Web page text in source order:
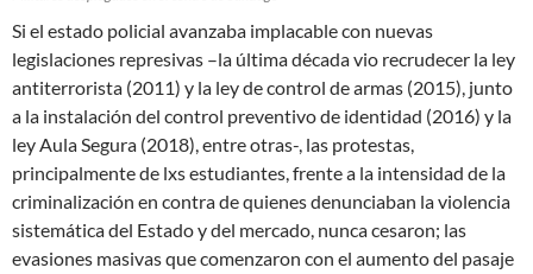
Si el estado policial avanzaba implacable con nuevas
legislaciones represivas –la última década vio recrudecer la ley
antiterrorista (2011) y la ley de control de armas (2015), junto
a la instalación del control preventivo de identidad (2016) y la
ley Aula Segura (2018), entre otras-, las protestas,
principalmente de lxs estudiantes, frente a la intensidad de la
criminalización en contra de quienes denunciaban la violencia
sistemática del Estado y del mercado, nunca cesaron; las
evasiones masivas que comenzaron con el aumento del pasaje